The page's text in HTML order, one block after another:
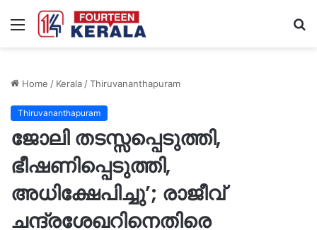
Menu
Home / Kerala/Thiruvananthapuram
Thiruvananthapuram
ജോലി തടസ്സപ്പെടുത്തി,
ഭീഷണിപ്പെടുത്തി,
അധിക്ഷേപിച്ചു’; രാജീവ്
ചന്ദ്രശേഖറിനെതിരെ